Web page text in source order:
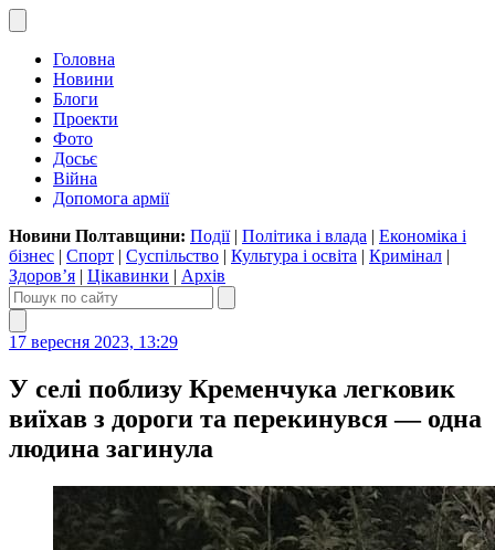
Головна
Новини
Блоги
Проекти
Фото
Досьє
Війна
Допомога армії
Новини Полтавщини: Події| Політика і влада | Економіка і
бізнес | Спорт | Суспільство | Культура і освіта | Кримінал |
Здоров’я | Цікавинки | Архів
17 вересня 2023, 13:29
У селі поблизу Кременчука легковик
виїхав з дороги та перекинувся — одна
людина загинула